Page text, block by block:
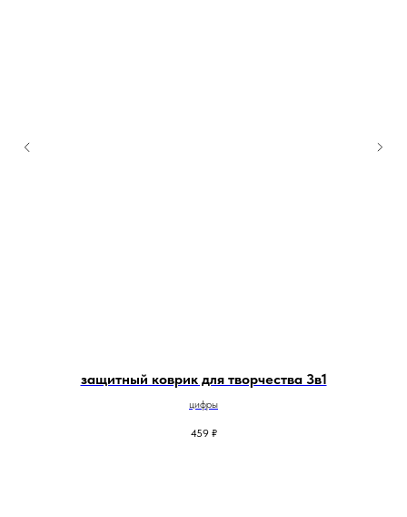
защитный коврик для творчества 3в1
цифры
459 ₽